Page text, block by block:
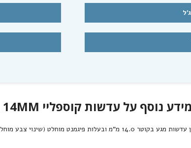
מידע נוסף על עדשות קוספליי Riddle 14MM
בקוטר 14.0 מ"מ ובעלות פיגמנט מוחלט (שינוי צבע מוחלט). עדשות מגע לקוספליי ואפקטים אלו מגיעות בשלל אפקטים ודגמים.
מידע על